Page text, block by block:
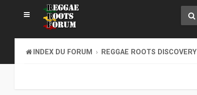
INDEX DU FORUM REGGAE ROOTS DISCOVERY